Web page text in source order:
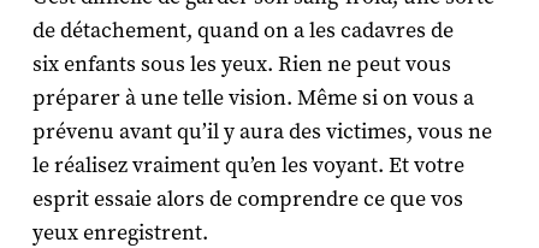
de détachement, quand on a les cadavres de
six enfants sous les yeux. Rien ne peut vous
préparer à une telle vision. Même si on vous a
prévenu avant qu’il y aura des victimes, vous ne
le réalisez vraiment qu’en les voyant. Et votre
esprit essaie alors de comprendre ce que vos
yeux enregistrent.